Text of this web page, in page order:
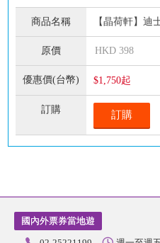
【晶荷軒】迪
HKD 398
$1,750起
訂購
國內外票券當地遊